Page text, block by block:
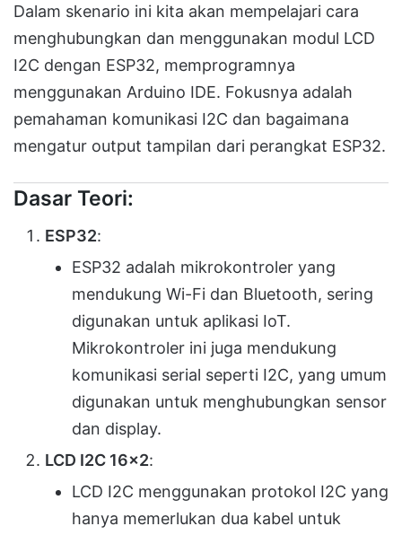
Dalam skenario ini kita akan mempelajari cara
menghubungkan dan menggunakan modul LCD
I2C dengan ESP32, memprogramnya
menggunakan Arduino IDE. Fokusnya adalah
pemahaman komunikasi I2C dan bagaimana
mengatur output tampilan dari perangkat ESP32.
Dasar Teori:
ESP32:
ESP32 adalah mikrokontroler yang
mendukung Wi-Fi dan Bluetooth, sering
digunakan untuk aplikasi IoT.
Mikrokontroler ini juga mendukung
komunikasi serial seperti I2C, yang umum
digunakan untuk menghubungkan sensor
dan display.
LCD I2C 16×2:
LCD I2C menggunakan protokol I2C yang
hanya memerlukan dua kabel untuk